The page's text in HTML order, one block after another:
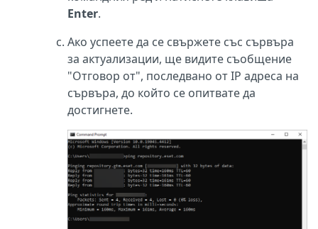
Enter.
Ако успеете да се свържете със сървъра
за актуализации, ще видите съобщение
"Отговор от", последвано от IP адреса на
сървъра, до който се опитвате да
достигнете.